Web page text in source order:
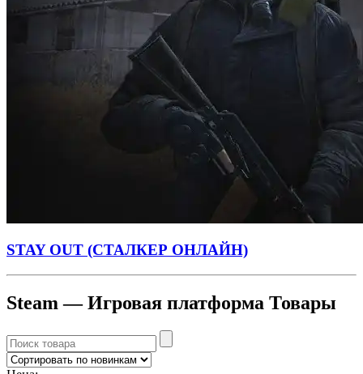
STAY OUT (СТАЛКЕР ОНЛАЙН)
Steam — Игровая платформа Товары